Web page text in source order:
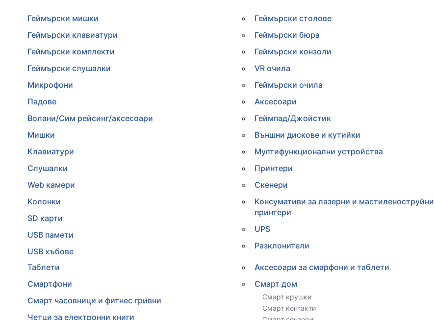
Геймърски мишки
Геймърски клавиатури
Геймърски комплекти
Геймърски слушалки
Микрофони
Падове
Волани/Сим рейсинг/аксесоари
Геймърски столове
Геймърски бюра
Геймърски конзоли
VR очила
Геймърски очила
Аксесоари
Геймпад/Джойстик
Мишки
Клавиатури
Слушалки
Web камери
Колонки
SD карти
USB памети
USB хъбове
Външни дискове и кутийки
Мултифункционални устройства
Принтери
Скенери
Консумативи за лазерни и мастиленоструйни
принтери
UPS
Разклонители
Таблети
Смартфони
Смарт часовници и фитнес гривни
Четци за електронни книги
Аксесоари за смарфони и таблети
Смарт дом
Смарт крушки
Смарт контакти